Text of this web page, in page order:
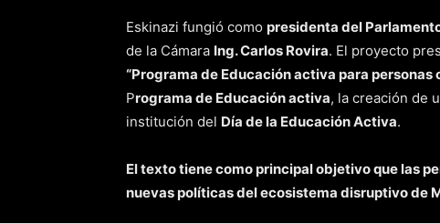
Eskinazi fungió como presidenta del
de la Cámara Ing. Carlos Rovira. El proyecto
“Programa de Educación activa para personas
Programa de Educación activa, la creación de
institución del Día de la Educación Activa.
El texto tiene como principal objetivo que las
nuevas políticas del ecosistema disruptivo de